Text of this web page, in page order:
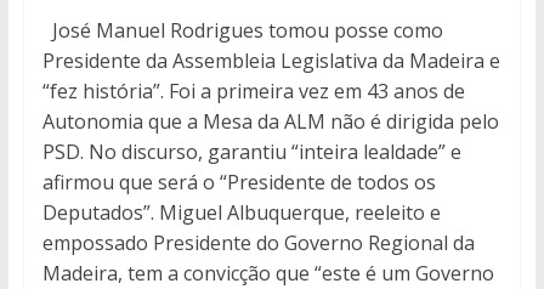
José Manuel Rodrigues tomou posse como
Presidente da Assembleia Legislativa da Madeira e
“fez história”. Foi a primeira vez em 43 anos de
Autonomia que a Mesa da ALM não é dirigida pelo
PSD. No discurso, garantiu “inteira lealdade” e
afirmou que será o “Presidente de todos os
Deputados”. Miguel Albuquerque, reeleito e
empossado Presidente do Governo Regional da
Madeira, tem a convicção que “este é um Governo